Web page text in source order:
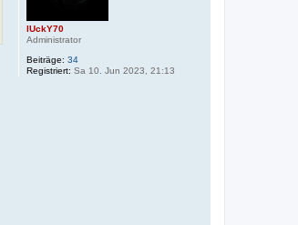
lUckY70
Administrator
Beiträge: 34
Registriert: Sa 10. Jun 2023, 21:13